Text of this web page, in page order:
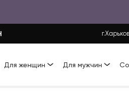
Для женщин Для мужчин